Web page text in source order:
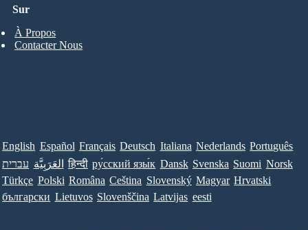
Sur
À Propos
Contacter Nous
English Español Français Deutsch Italiana Nederlands Português
עברית العَرَبِيَّة हिन्दी ру́сский язы́к Dansk Svenska Suomi Norsk
Türkçe Polski Româna Ceština Slovenský Magyar Hrvatski
български Lietuvos Slovenščina Latvijas eesti